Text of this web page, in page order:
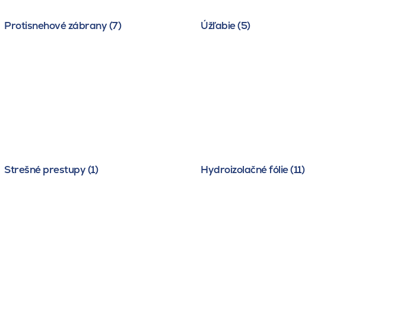
Protisnehové zábrany (7) Úžľabie (5)
Strešné prestupy (1) Hydroizolačné fólie (11)